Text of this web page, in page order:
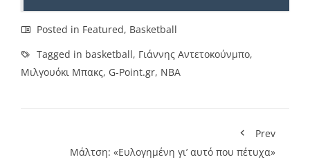
Posted in Featured, Basketball
Tagged in basketball, Γιάννης Αντετοκούνμπο,
Μιλγουόκι Μπακς, G-Point.gr, ΝΒΑ
Prev
Μάλτση: «Ευλογημένη γι’ αυτό που πέτυχα»